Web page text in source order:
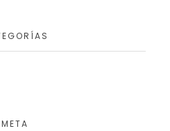
META